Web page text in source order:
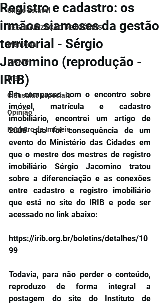
União Estável
REGULARIZAÇÃO DE IMÓVEIS
Mentoria
ITCMD
ITBI
Cláusulas Especiais
Opinião
Registro de Imóveis
Registro e cadastro: os
irmãos siameses da gestão
territorial - Sérgio
Jacomino (reprodução -
IRIB)
Em compasso com o encontro sobre
imóvel, matrícula e cadastro
imobiliário, encontrei um artigo de
2006 que foi consequência de um
evento do Ministério das Cidades em
que o mestre dos mestres de registro
imobiliário Sérgio Jacomino tratou
sobre a diferenciação e as conexões
entre cadastro e registro imobiliário
que está no site do IRIB e pode ser
acessado no link abaixo:
https://irib.org.br/boletins/detalhes/10
99
Todavia, para não perder o conteúdo,
reproduzo de forma integral a
postagem do site do Instituto de